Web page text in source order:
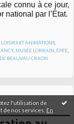
l'utilisation de
nos services. En
connu à ce jour,
national par l’État.
LOISIRS ET ANIMATIONS,
, MUSÉE LORRAIN ÉPÉE
BEAUVAU CRAON